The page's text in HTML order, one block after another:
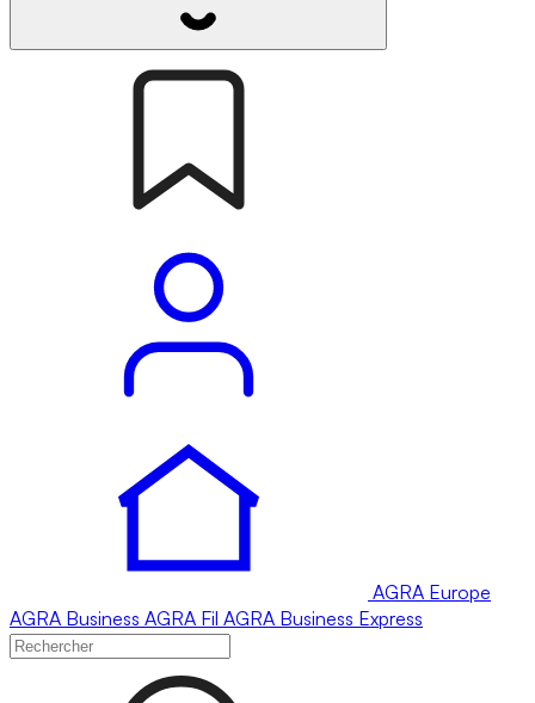
AGRA Europe
AGRA Business AGRA Fil AGRA Business Express